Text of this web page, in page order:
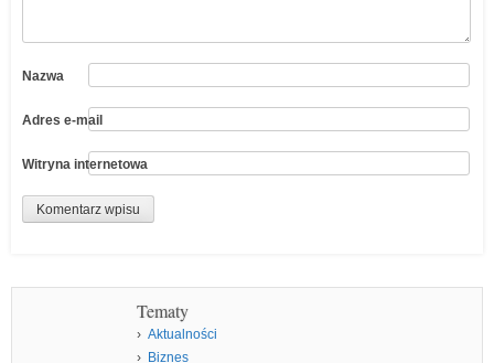
Nazwa
Adres e-mail
Witryna internetowa
Tematy
Aktualności
Biznes